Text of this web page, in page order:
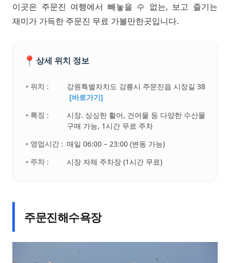
이곳은 주문진 여행에서 빼놓을 수 없는, 보고 즐기는
재미가 가득한 주문진 무료 가볼만한곳입니다.
📍 상세 위치 정보
• 위치 :
강원특별자치도 강릉시 주문진읍 시장길 38
[바로가기]
• 특징 :
시장. 싱싱한 활어, 건어물 등 다양한 수산물
구매 가능, 1시간 무료 주차
• 영업시간 : 매일 06:00 – 23:00 (변동 가능)
• 주차 :
시장 자체 주차장 (1시간 무료)
주문진해수욕장